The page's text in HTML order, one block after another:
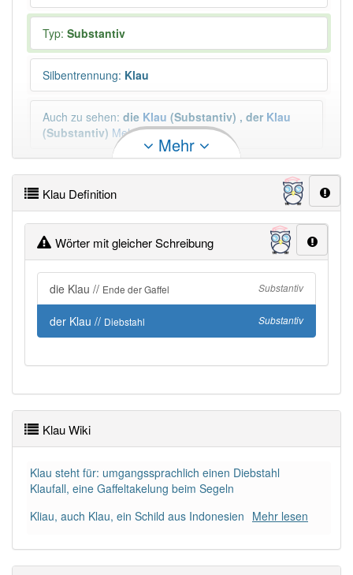
Typ: Substantiv
Silbentrennung: Klau
Auch zu sehen: die Klau (Substantiv) , der Klau
(Substantiv) Mehr
Duden geprüft:
PowerIndex:
Häufigkeit: 8 von 10
Wörter mit Endung-klau
Wörter mit Endung-klauaber mit einem anderen
umgangssprachlich
95% unserer Spielapp-Nutzer haben den Artikel
korrekt erraten.
Mehr
Klau Definition
Wörter mit gleicher Schreibung
die Klau // Ende der Gaffel Substantiv
der Klau // Diebstahl Substantiv
Klau Wiki
Klau steht für: umgangssprachlich einen Diebstahl
Klaufall, eine Gaffeltakelung beim Segeln
Kliau, auch Klau, ein Schild aus Indonesien Mehr lesen